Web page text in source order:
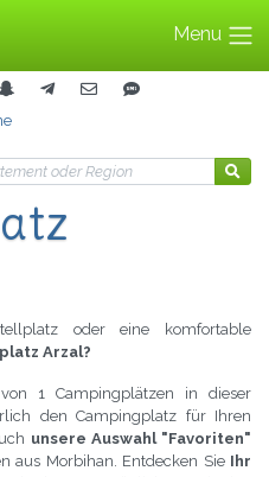
Menu
oder eine komfortable
Arzal?
1 Campingplätzen in dieser
den Campingplatz für Ihren
unsere Auswahl "Favoriten"
aus Morbihan. Entdecken Sie Ihr